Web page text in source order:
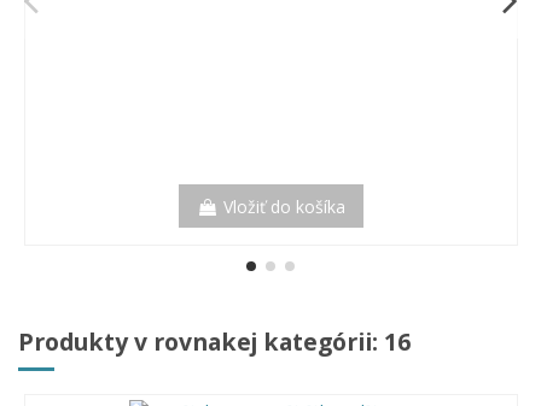
Vložiť do košíka
Produkty v rovnakej kategórii: 16